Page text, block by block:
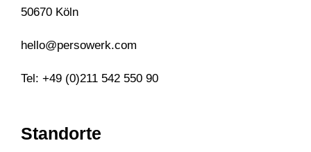
50670 Köln
hello@persowerk.com
Tel: +49 (0)211 542 550 90
Standorte